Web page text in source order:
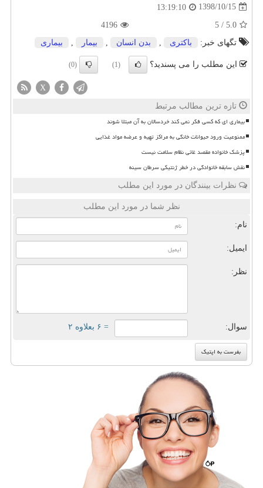
1398/10/15
13:19:10
5.0
/
5
4196
تگهای خبر:
باكتری بدن انسان بیمار بیماری
این مطلب را می پسندید؟ (1)
(0)
X
تازه ترین مطالب مرتبط
بیماری ای که کسی فکر نمی کند خردسالان به آن مبتلا شوند
ممنوعیت ورود حیوانات خانگی به مراکز تهیه و عرضه مواد غذایی
پزشک خانواده مقصد غائی نظام سلامت نیست
نقش سابقه خانوادگی در خطر ژنتیکی سرطان سینه
نظرات بینندگان در مورد این مطلب
نظر شما در مورد این مطلب
نام:
ایمیل:
نظر:
سوال: = ۶ بعلاوه ۲